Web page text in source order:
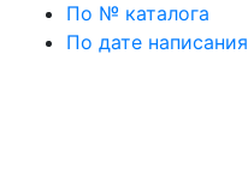
По № каталога
По дате написания